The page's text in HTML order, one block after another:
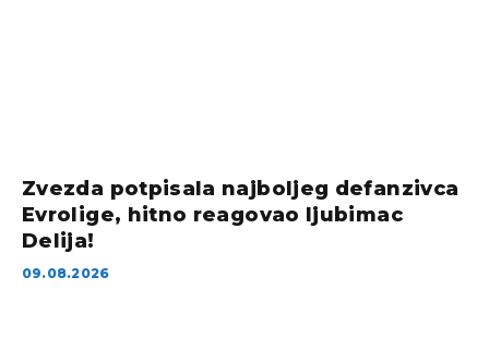
Zvezda potpisala najboljeg defanzivca
Evrolige, hitno reagovao ljubimac
Delija!
09.08.2026